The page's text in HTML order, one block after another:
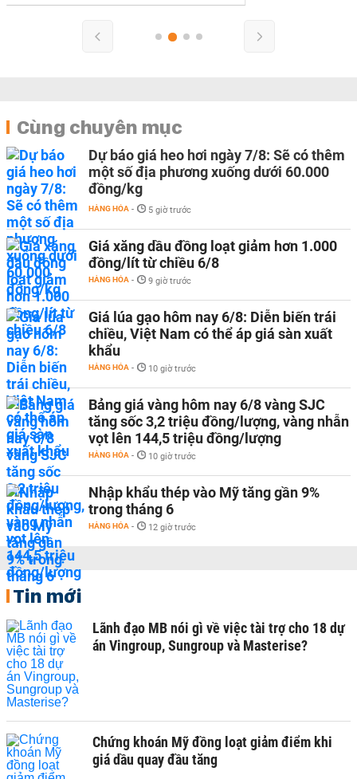
Cùng chuyên mục
Dự báo giá heo hơi ngày 7/8: Sẽ có thêm
một số địa phương xuống dưới 60.000
đồng/kg
HÀNG HÓA - 5 giờ trước
Giá xăng dầu đồng loạt giảm hơn 1.000
đồng/lít từ chiều 6/8
HÀNG HÓA - 9 giờ trước
Giá lúa gạo hôm nay 6/8: Diễn biến trái
chiều, Việt Nam có thể áp giá sàn xuất
khẩu
HÀNG HÓA - 10 giờ trước
Bảng giá vàng hôm nay 6/8 vàng SJC
tăng sốc 3,2 triệu đồng/lượng, vàng nhẫn
vọt lên 144,5 triệu đồng/lượng
HÀNG HÓA - 10 giờ trước
Nhập khẩu thép vào Mỹ tăng gần 9%
trong tháng 6
HÀNG HÓA - 12 giờ trước
Tin mới
Lãnh đạo MB nói gì về việc tài trợ cho 18 dự
án Vingroup, Sungroup và Masterise?
Chứng khoán Mỹ đồng loạt giảm điểm khi
giá dầu quay đầu tăng